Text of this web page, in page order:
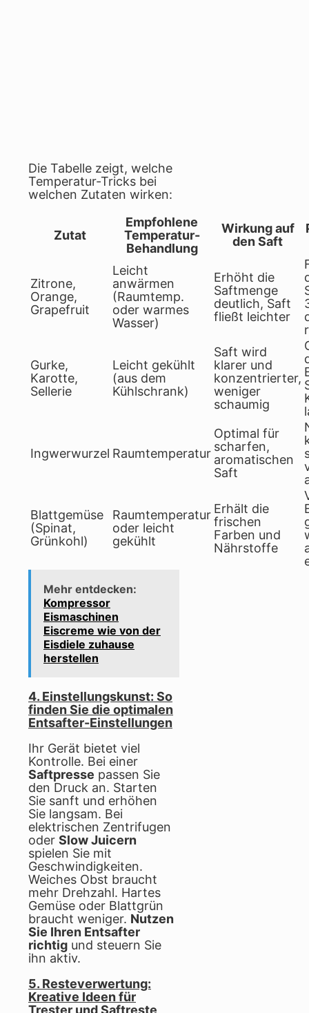
Die Tabelle zeigt, welche
Temperatur-Tricks bei
welchen Zutaten wirken:
Zutat
Empfohlene
Temperatur-
Behandlung
Wirkung auf
den Saft
Zitrone,
Orange,
Grapefruit
Leicht
anwärmen
(Raumtemp.
oder warmes
Wasser)
Erhöht die
Saftmenge
deutlich, Saft
fließt leichter
Gurke,
Karotte,
Sellerie
Leicht gekühlt
(aus dem
Kühlschrank)
Saft wird
klarer und
konzentrierter,
weniger
schaumig
Ingwerwurzel Raumtemperatur
Optimal für
scharfen,
aromatischen
Saft
Blattgemüse
(Spinat,
Grünkohl)
Raumtemperatur
oder leicht
gekühlt
Erhält die
frischen
Farben und
Nährstoffe
Mehr entdecken:
Kompressor
Eismaschinen
Eiscreme wie von der
Eisdiele zuhause
herstellen
4. Einstellungskunst: So
finden Sie die optimalen
Entsafter-Einstellungen
Ihr Gerät bietet viel
Kontrolle. Bei einer
Saftpresse passen Sie
den Druck an. Starten
Sie sanft und erhöhen
Sie langsam. Bei
elektrischen Zentrifugen
oder Slow Juicern
spielen Sie mit
Geschwindigkeiten.
Weiches Obst braucht
mehr Drehzahl. Hartes
Gemüse oder Blattgrün
braucht weniger. Nutzen
Sie Ihren Entsafter
richtig und steuern Sie
ihn aktiv.
5. Resteverwertung:
Kreative Ideen für
Trester und Saftreste